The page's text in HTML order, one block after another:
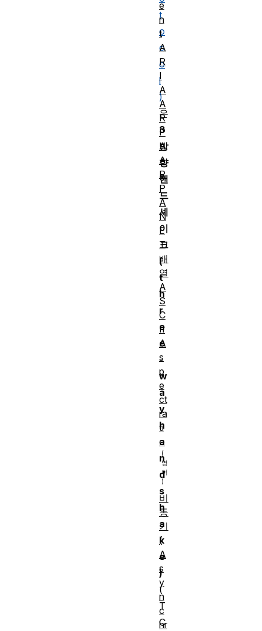
t
o
c
o
l
)
은
3
방
향
핸
드
셰
이
크
(
t
h
r
e
e
-
w
a
y
h
a
n
d
s
h
a
k
e
)
(
T
C
e
n
t
A
R
I
A
A
R
P
A
A
R
P
A
N
E
T
배
열
A
S
C
II
A
s
p
e
ct
ra
ti
o
비
동
기
(
A
s
y
n
c
hr